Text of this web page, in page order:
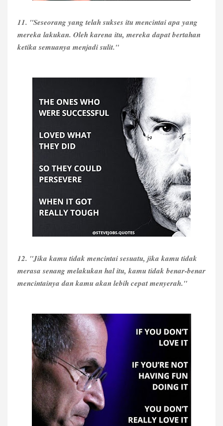
11. "Seseorang yang telah sukses itu mencintai apa yang
mereka lakukan. Oleh karena itu, mereka dapat bertahan
ketika semuanya menjadi sulit."
12. "Jika kamu tidak mencintai sesuatu, jika kamu tidak
merasa senang melakukan hal itu, kamu tidak benar-benar
mencintainya dan kamu akan lebih cepat menyerah."